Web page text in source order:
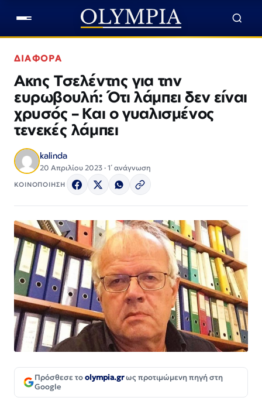
ΔΙΑΦΟΡΑ
Ακης Τσελέντης για την
ευρωβουλή: Ότι λάμπει δεν είναι
χρυσός – Και ο γυαλισμένος
τενεκές λάμπει
kalinda
20 Απριλίου 2023 · 1΄ ανάγνωση
ΚΟΙΝΟΠΟΙΗΣΗ
Πρόσθεσε τοolympia.grως προτιμώμενη πηγή στη
Google